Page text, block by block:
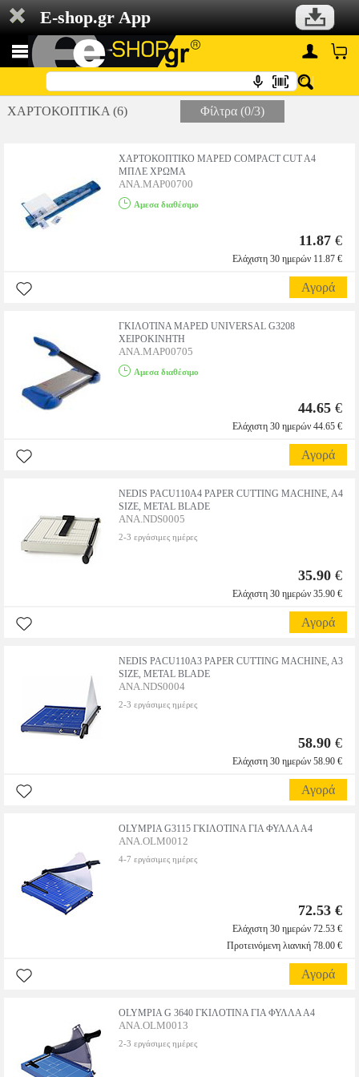
E-shop.gr App
ΧΑΡΤΟΚΟΠΤΙΚΑ (6) Φίλτρα (0/3)
ΧΑΡΤΟΚΟΠΤΙΚΟ MAPED COMPACT CUT A4
ΜΠΛΕ ΧΡΩΜΑ
ANA.MAP00700
Αμεσα διαθέσιμο
11.87 €
Ελάχιστη 30 ημερών 11.87 €
Αγορά
ΓΚΙΛΟΤΙΝΑ MAPED UNIVERSAL G3208
ΧΕΙΡΟΚΙΝΗΤΗ
ANA.MAP00705
Αμεσα διαθέσιμο
44.65 €
Ελάχιστη 30 ημερών 44.65 €
Αγορά
NEDIS PACU110A4 PAPER CUTTING MACHINE, A4
SIZE, METAL BLADE
ANA.NDS0005
2-3 εργάσιμες ημέρες
35.90 €
Ελάχιστη 30 ημερών 35.90 €
Αγορά
NEDIS PACU110A3 PAPER CUTTING MACHINE, A3
SIZE, METAL BLADE
ANA.NDS0004
2-3 εργάσιμες ημέρες
58.90 €
Ελάχιστη 30 ημερών 58.90 €
Αγορά
OLYMPIA G3115 ΓΚΙΛΟΤΙΝΑ ΓΙΑ ΦΥΛΛΑ Α4
ANA.OLM0012
4-7 εργάσιμες ημέρες
72.53 €
Ελάχιστη 30 ημερών 72.53 €
Προτεινόμενη λιανική 78.00 €
Αγορά
OLYMPIA G 3640 ΓΚΙΛΟΤΙΝΑ ΓΙΑ ΦΥΛΛΑ Α4
ANA.OLM0013
2-3 εργάσιμες ημέρες